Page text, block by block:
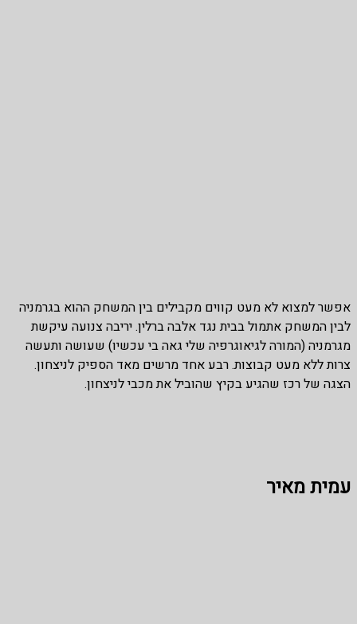
אפשר למצוא לא מעט קווים מקבילים בין המשחק ההוא בגרמניה
לבין המשחק אתמול בבית נגד אלבה ברלין. יריבה צנועה עיקשת
מגרמניה (המורה לגיאוגרפיה שלי גאה בי עכשיו) שעושה ותעשה
צרות ללא מעט קבוצות. רבע אחד מרשים מאד הספיק לניצחון.
הצגה של רכז שהגיע בקיץ שהוביל את מכבי לניצחון.
עמית מאיר